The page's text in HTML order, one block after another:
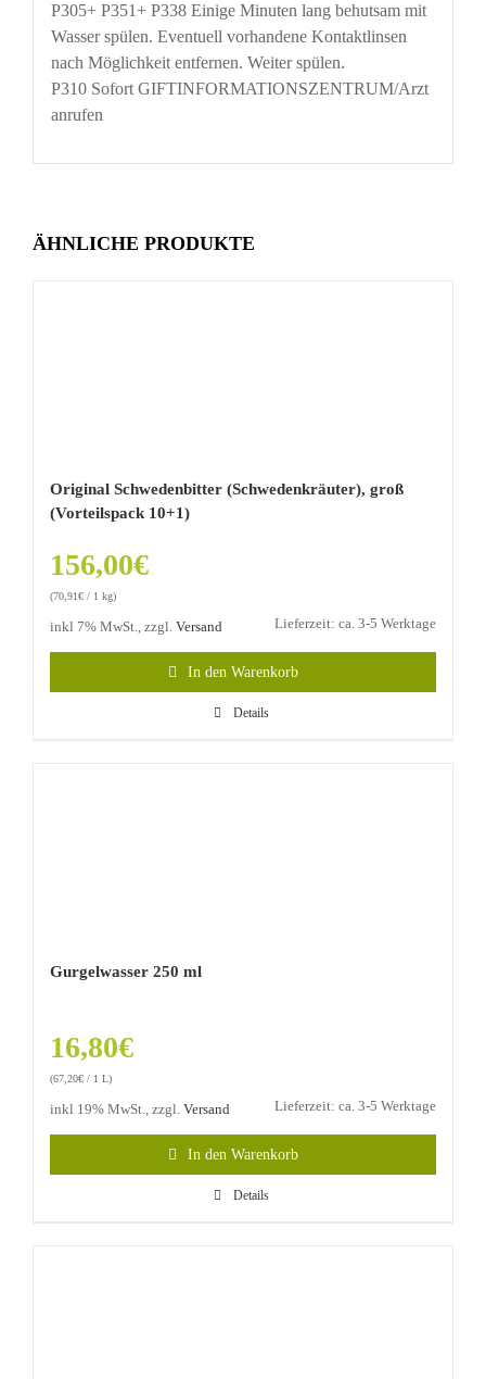
P305+ P351+ P338 Einige Minuten lang behutsam mit
Wasser spülen. Eventuell vorhandene Kontaktlinsen
nach Möglichkeit entfernen. Weiter spülen.
P310 Sofort GIFTINFORMATIONSZENTRUM/Arzt
anrufen
ÄHNLICHE PRODUKTE
Original Schwedenbitter (Schwedenkräuter), groß
(Vorteilspack 10+1)
156,00€
(70,91€ / 1 kg)
inkl 7% MwSt., zzgl. Versand Lieferzeit: ca. 3-5 Werktage
In den Warenkorb
Details
Gurgelwasser 250 ml
16,80€
(67,20€ / 1 L)
inkl 19% MwSt., zzgl. Versand Lieferzeit: ca. 3-5 Werktage
In den Warenkorb
Details